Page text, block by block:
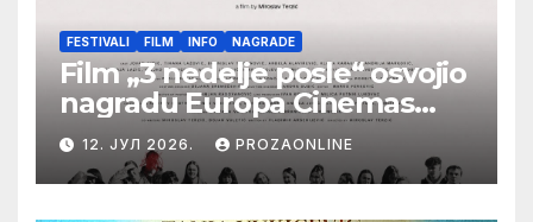
FESTIVALI FILM INFO NAGRADE
Film „3 nedelje posle“ osvojio
nagradu Europa Cinemas
Label na Filmskom festivalu
u Karlovim Varima
12. ЈУЛ 2026. PROZAONLINE